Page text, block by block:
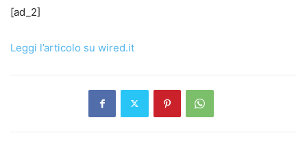
[ad_2]
Leggi l’articolo su wired.it